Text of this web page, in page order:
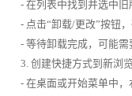
- 在列表中找到并选中旧
- 点击“卸载/更改”按钮，
- 等待卸载完成，可能需
3. 创建快捷方式到新浏
- 在桌面或开始菜单中，